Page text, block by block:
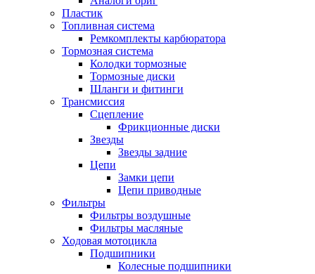
Пластик
Топливная система
Ремкомплекты карбюратора
Тормозная система
Колодки тормозные
Тормозные диски
Шланги и фитинги
Трансмиссия
Cцепление
Фрикционные диски
Звезды
Звезды задние
Цепи
Замки цепи
Цепи приводные
Фильтры
Фильтры воздушные
Фильтры масляные
Ходовая мотоцикла
Подшипники
Колесные подшипники